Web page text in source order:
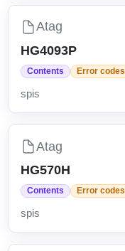
Atag
HG4093P
Contents Error codes
spis
Atag
HG570H
Contents Error codes
spis